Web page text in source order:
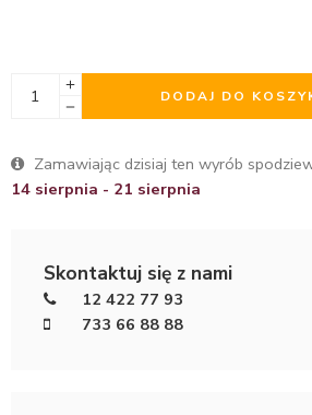
DODAJ DO
Zamawiając dzisiaj ten wyrób
14 sierpnia - 21 sierpnia
Skontaktuj się z nami
12 422 77 93
733 66 88 88